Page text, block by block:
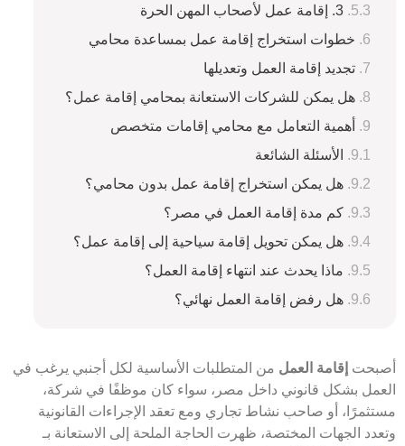
3. إقامة عمل لأصحاب المهن الحرة
خطوات استخراج إقامة عمل بمساعدة محامي
تجديد إقامة العمل وتعديلها
هل يمكن للشركات الاستعانة بمحامي إقامة عمل؟
أهمية التعامل مع محامي إقامات متخصص
الأسئلة الشائعة
هل يمكن استخراج إقامة عمل بدون محامي؟
كم مدة إقامة العمل في مصر؟
هل يمكن تحويل إقامة سياحية إلى إقامة عمل؟
ماذا يحدث عند انتهاء إقامة العمل؟
هل رفض إقامة العمل نهائي؟
إقامة العملمن المتطلبات الأساسية لكل أجنبي يرغب في
بشكل قانوني داخل مصر، سواء كان موظفًا في شركة،
أو صاحب نشاط تجاري ومع تعقد الإجراءات القانونية
الجهات المختصة، ظهرت الحاجة الملحة إلى الاستعانة بـ